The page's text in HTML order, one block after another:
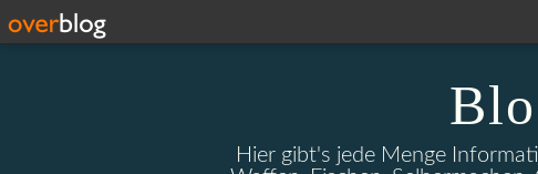
Hier gibt's jede Menge